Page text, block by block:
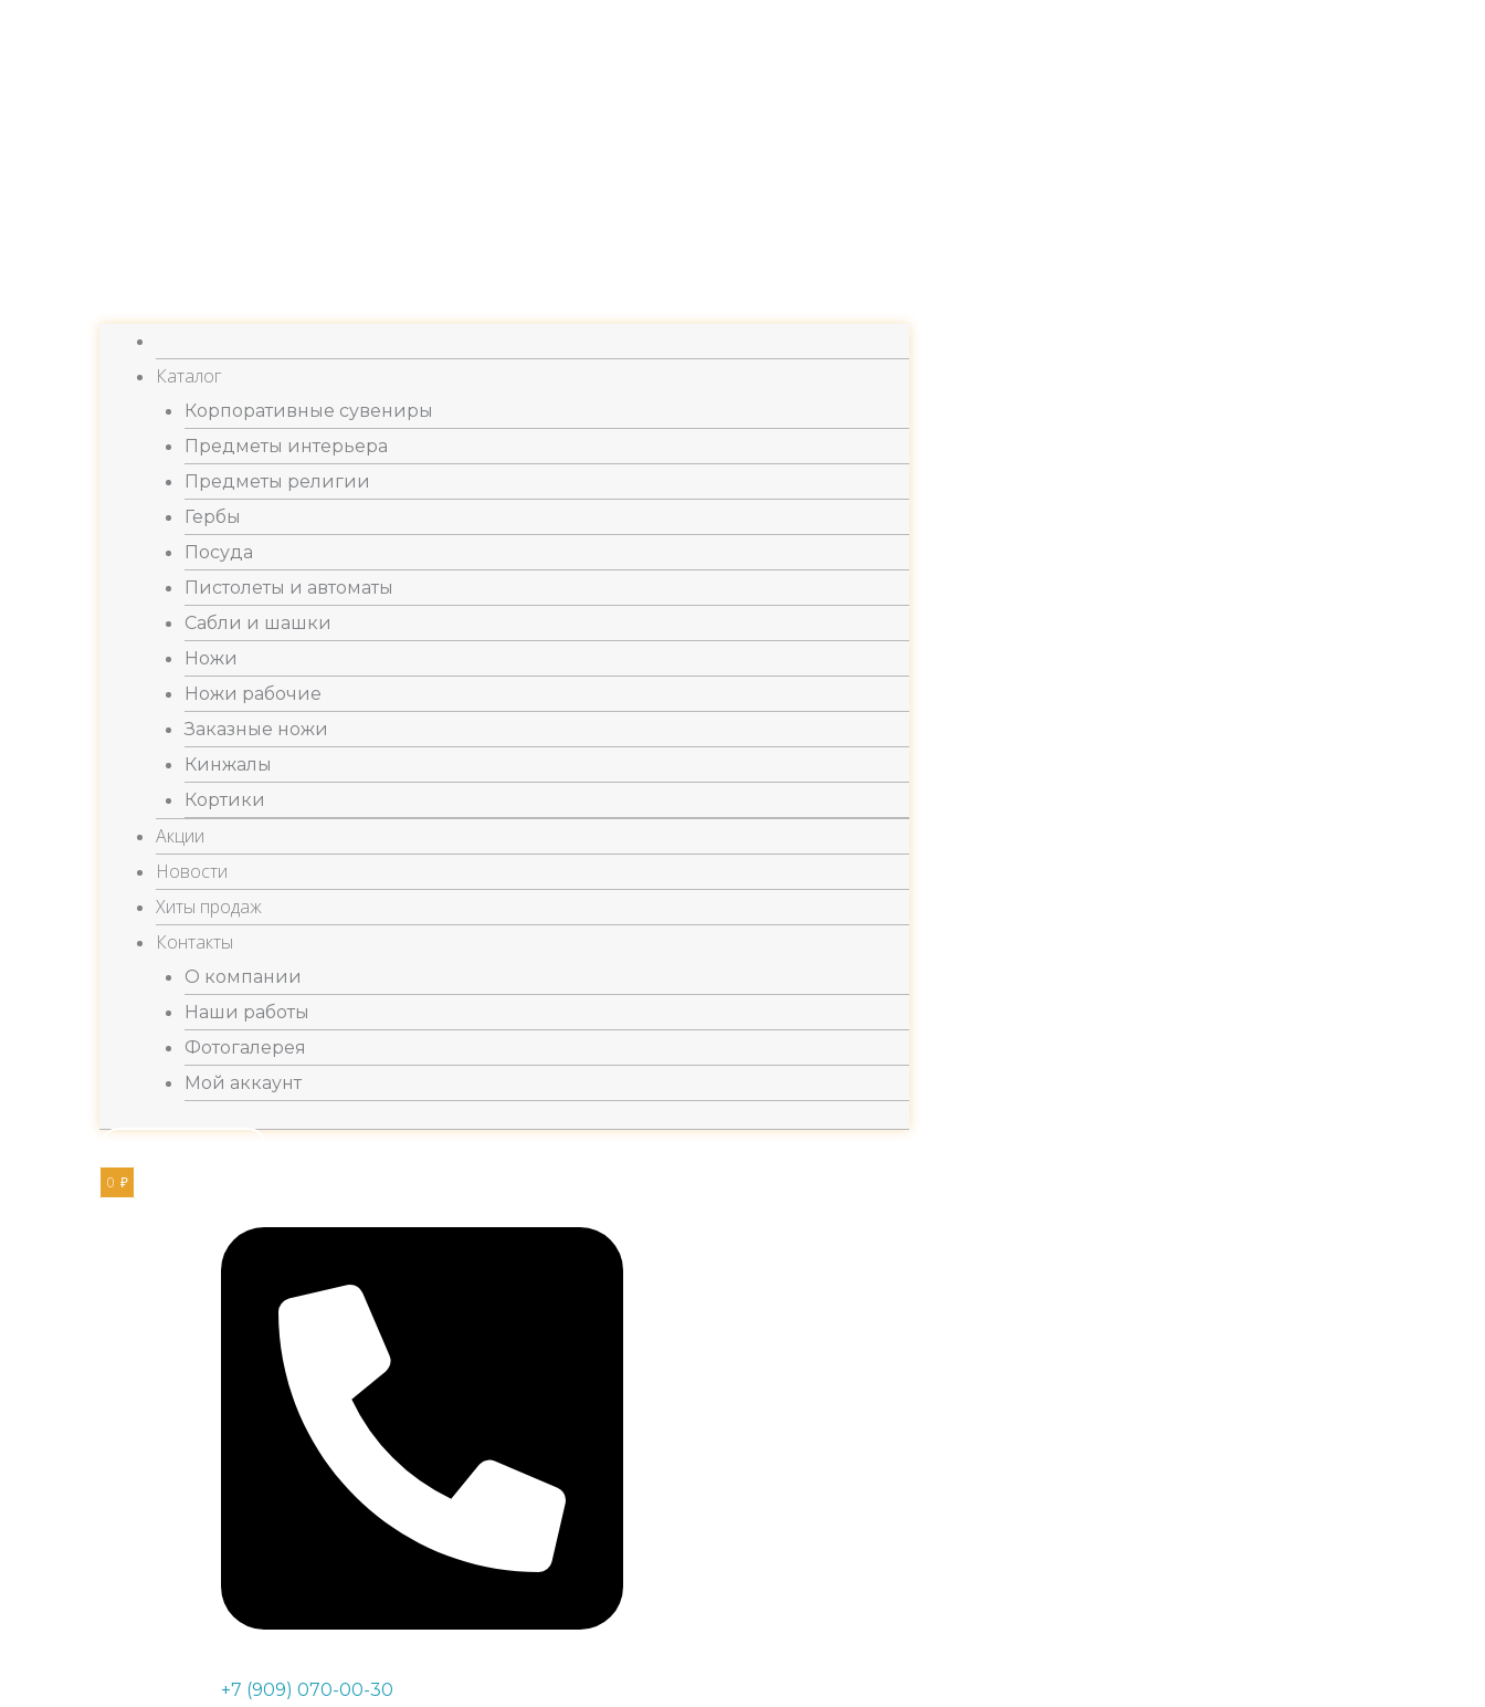
Каталог
Корпоративные сувениры
Предметы интерьера
Предметы религии
Гербы
Посуда
Пистолеты и автоматы
Сабли и шашки
Ножи
Ножи рабочие
Заказные ножи
Кинжалы
Кортики
Акции
Новости
Хиты продаж
Контакты
О компании
Наши работы
Фотогалерея
Мой аккаунт
0 ₽
+7 (909) 070-00-30